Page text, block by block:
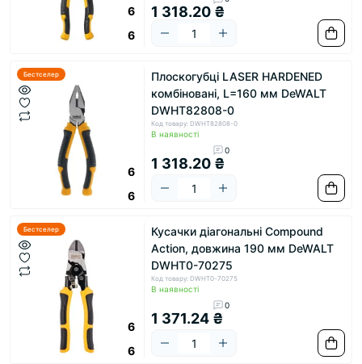
6
6
1 318.20 ₴
Бестселер
6
6
Плоскогубці LASER HARDENED
комбіновані, L=160 мм DeWALT
DWHT82808-0
Код товару: DWHT82808-0
В наявності
0
1 318.20 ₴
Бестселер
6
6
Кусачки діагональні Compound
Action, довжина 190 мм DeWALT
DWHT0-70275
Код товару: DWHT0-70275
В наявності
0
1 371.24 ₴